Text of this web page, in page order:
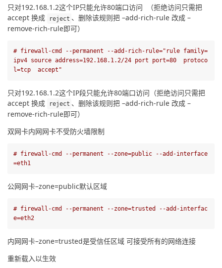
只对192.168.1.2这个IP只能允许80端口访问  （拒绝访问只需把
accept 换成
reject 、删除该规则把 –add-rich-rule 改成 –
remove-rich-rule即可）
# firewall-cmd --permanent --add-rich-rule="rule family=
ipv4 source address=192.168.1.2/24 port port=80  protoco
l=tcp  accept"
只对192.168.1.2这个IP段只能允许80端口访问（拒绝访问只需把
accept 换成
reject 、删除该规则把 –add-rich-rule 改成 –
remove-rich-rule即可）
双网卡内网网卡不受防火墙限制
# firewall-cmd --permanent --zone=public --add-interface
=eth1
公网网卡–zone=public默认区域
# firewall-cmd --permanent --zone=trusted --add-interfac
e=eth2
内网网卡–zone=trusted是受信任区域 可接受所有的网络连接
重新载入以生效